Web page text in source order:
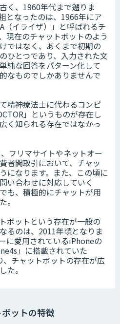
く、1960年代まで遡りま
となったのは、1966年にア
（イライザ）」と呼ばれるチ
現在のチャットボットのよう
ではなく、あくまで初期の
ひとつであり、入力された文
純な回答をパターン化して
なものでしかありませんで
精神療法士に代わるコンピ
」というものが存在し
く知られる存在ではなかっ
フリマサイトやネットオー
者間取引において、チャッ
になります。また、この頃に
い合わせに対応していく
も、積極的にチャットが用
。
ボットという存在が一般の
るのは、2011年頃となりま
に愛用されているiPhoneの
」に搭載されていた
、チャットボットの存在が広
た。
ットの特徴